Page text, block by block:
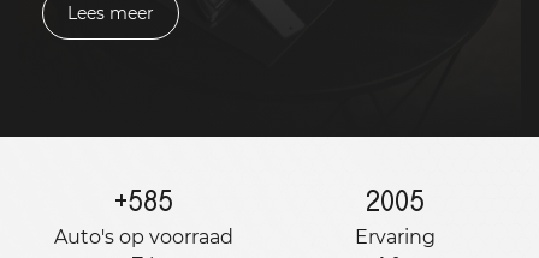
Lees meer
+585
Auto's op voorraad
2005
Ervaring